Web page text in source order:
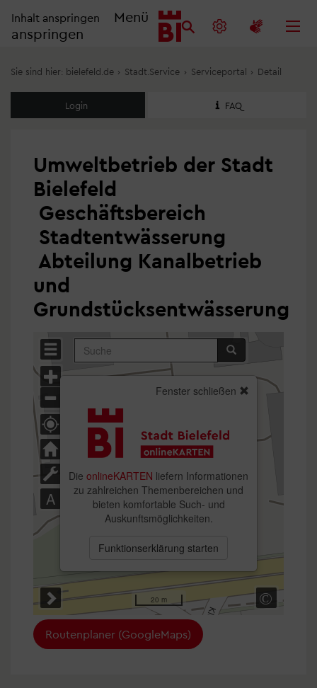
Inhalt anspringen
Menü
anspringen
Sie sind hier: bielefeld.de › Stadt.Service › Serviceportal › Detail
Login FAQ
Umweltbetrieb der Stadt
Bielefeld
Geschäftsbereich
Stadtentwässerung
Abteilung Kanalbetrieb
und
Grundstücksentwässerung
Routenplaner (GoogleMaps)